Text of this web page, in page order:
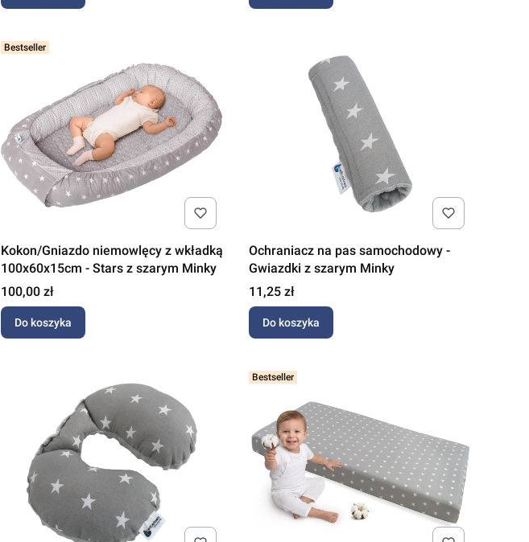
Bestseller
Kokon/Gniazdo niemowlęcy z wkładką
100x60x15cm - Stars z szarym Minky
Cena
100,00 zł
Do koszyka
Ochraniacz na pas samochodowy -
Gwiazdki z szarym Minky
Cena
11,25 zł
Do koszyka
Bestseller